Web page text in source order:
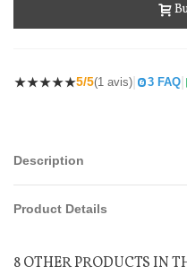
5/5(1 avis) 3 FAQ
Description
Product Details
8 OTHER PRODUCTS IN